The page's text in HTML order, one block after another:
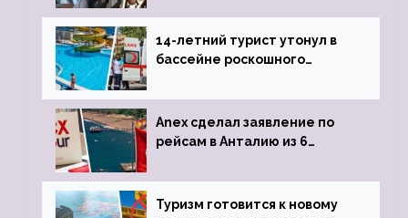
задержке рейса
14-летний турист утонул в
бассейне роскошного
Anex сделал заявление по
рейсам в Анталию из 6
Туризм готовится к новому